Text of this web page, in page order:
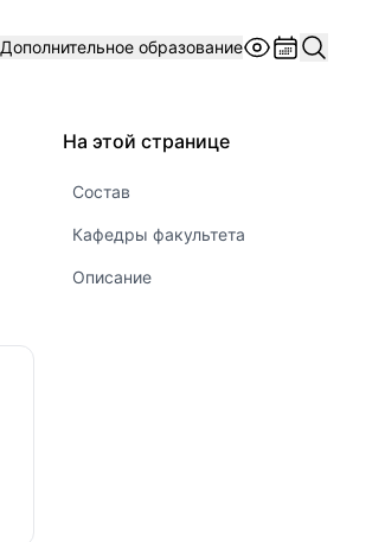
Дополнительное образование
На этой странице
Состав
Кафедры факультета
Описание